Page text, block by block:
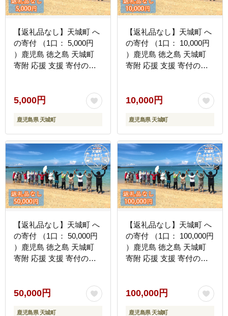
【返礼品なし】天城町 へ
の寄付 （1口： 5,000円
）鹿児島 徳之島 天城町
寄附 応援 支援 寄付のみ
5,000円
鹿児島県 天城町
【返礼品なし】天城町 へ
の寄付 （1口： 10,000円
）鹿児島 徳之島 天城町
寄附 応援 支援 寄付のみ
10,000円
鹿児島県 天城町
【返礼品なし】天城町 へ
の寄付 （1口： 50,000円
）鹿児島 徳之島 天城町
寄附 応援 支援 寄付のみ
50,000円
鹿児島県 天城町
【返礼品なし】天城町 へ
の寄付 （1口： 100,000円
）鹿児島 徳之島 天城町
寄附 応援 支援 寄付のみ
100,000円
鹿児島県 天城町